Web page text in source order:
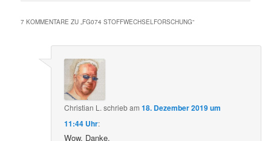
7 KOMMENTARE ZU „FG074 STOFFWECHSELFORSCHUNG“
Christian L.schriebam18. Dezember 2019 um
11:44 Uhr:
Wow, Danke.